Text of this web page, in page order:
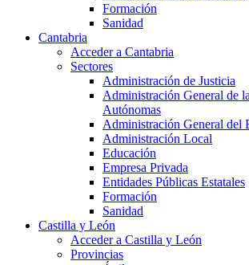
Formación
Sanidad
Cantabria
Acceder a Cantabria
Sectores
Administración de Justicia
Administración General de
Autónomas
Administración General del
Administración Local
Educación
Empresa Privada
Entidades Públicas Estatales
Formación
Sanidad
Castilla y León
Acceder a Castilla y León
Provincias